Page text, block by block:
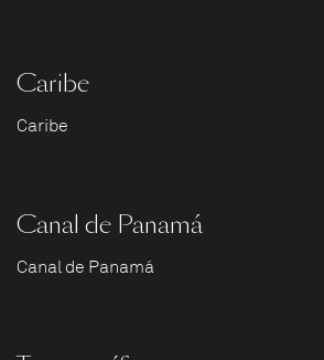
Caribe
Caribe
Canal de Panamá
Canal de Panamá